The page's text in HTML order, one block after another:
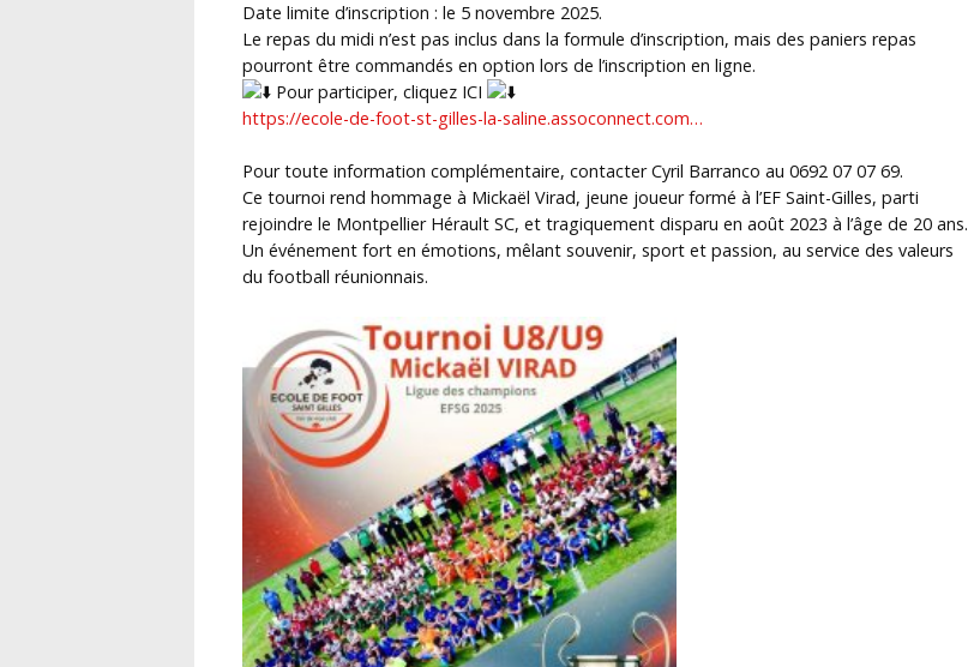
Date limite d’inscription : le 5 novembre 2025.
Le repas du midi n’est pas inclus dans la formule d’inscription, mais des paniers repas
pourront être commandés en option lors de l’inscription en ligne.
Pour participer, cliquez ICI
https://ecole-de-foot-st-gilles-la-saline.assoconnect.com…
Pour toute information complémentaire, contacter Cyril Barranco au 0692 07 07 69.
Ce tournoi rend hommage à Mickaël Virad, jeune joueur formé à l’EF Saint-Gilles, parti
rejoindre le Montpellier Hérault SC, et tragiquement disparu en août 2023 à l’âge de 20 ans.
Un événement fort en émotions, mêlant souvenir, sport et passion, au service des valeurs
du football réunionnais.